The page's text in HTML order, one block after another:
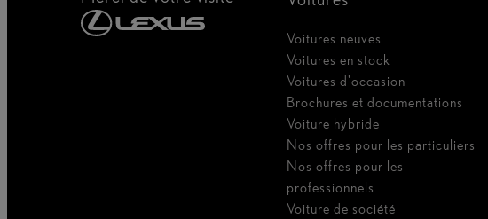
Voitures neuves
Voitures en stock
Voitures d'occasion
Brochures et documentations
Voiture hybride
Nos offres pour les particuliers
Nos offres pour les
professionnels
Voiture de société